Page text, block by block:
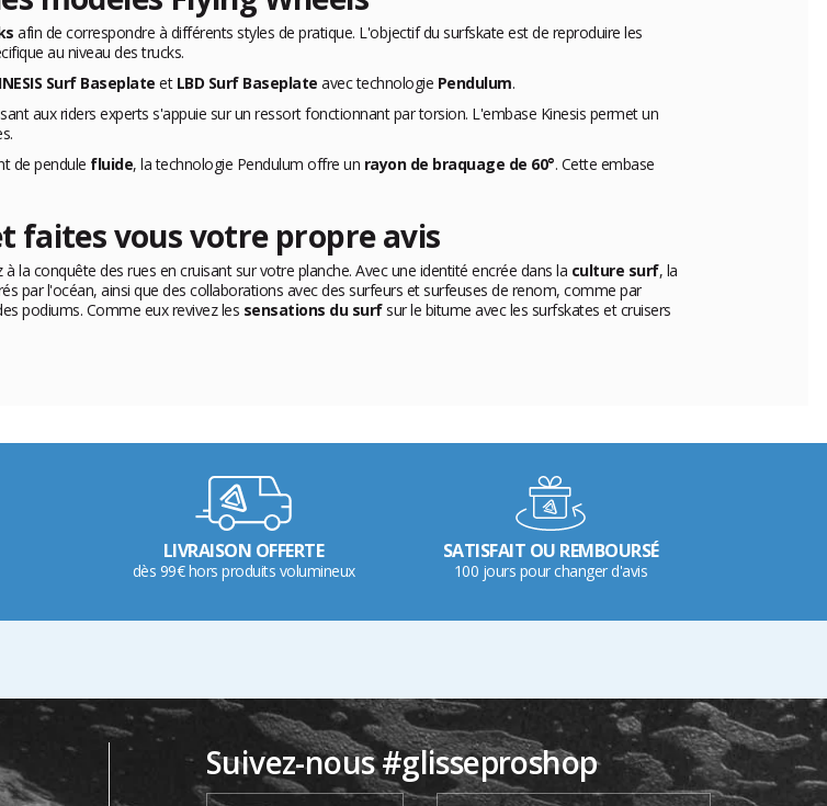
afin de correspondre à différents styles de pratique. L'objectif du surfskate est de reproduire les
au niveau des trucks.
Surf Baseplate et LBD Surf Baseplate avec technologie Pendulum.
aux riders experts s'appuie sur un ressort fonctionnant par torsion. L'embase Kinesis permet un
de pendule fluide, la technologie Pendulum offre un rayon de braquage de 60°. Cette embase
faites vous votre propre avis
la conquête des rues en cruisant sur votre planche. Avec une identité encrée dans la culture surf, la
par l'océan, ainsi que des collaborations avec des surfeurs et surfeuses de renom, comme par
podiums. Comme eux revivez les sensations du surfsur le bitume avec les surfskates et cruisers
LIVRAISON OFFERTE
dès 99€ hors produits volumineux
SATISFAIT OU REMBOURSÉ
100 jours pour changer d'avis
Suivez-nous #glisseproshop